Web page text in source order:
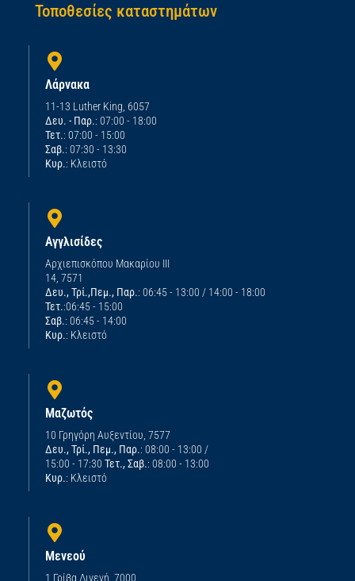
Τοποθεσίες καταστημάτων
Λάρνακα
11-13 Luther King, 6057
Δευ. - Παρ.: 07:00 - 18:00
Τετ.: 07:00 - 15:00
Σαβ.: 07:30 - 13:30
Κυρ.: Κλειστό
Αγγλισίδες
Αρχιεπισκόπου Μακαρίου ΙΙΙ
14, 7571
Δευ., Τρί.,Πεμ., Παρ.: 06:45 - 13:00 / 14:00 - 18:00
Τετ.:06:45 - 15:00
Σαβ.: 06:45 - 14:00
Κυρ.: Κλειστό
Μαζωτός
10 Γρηγόρη Αυξεντίου, 7577
Δευ., Τρί., Πεμ., Παρ.: 08:00 - 13:00 /
15:00 - 17:30 Τετ., Σαβ.: 08:00 - 13:00
Κυρ.: Κλειστό
Μενεού
1 Γρίβα Διγενή, 7000